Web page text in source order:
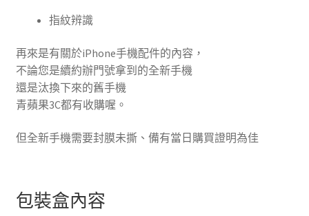
指紋辨識
再來是有關於iPhone手機配件的內容，
不論您是續約辦門號拿到的全新手機
還是汰換下來的舊手機
青蘋果3C都有收購喔。
但全新手機需要封膜未撕、備有當日購買證明為佳
包裝盒內容